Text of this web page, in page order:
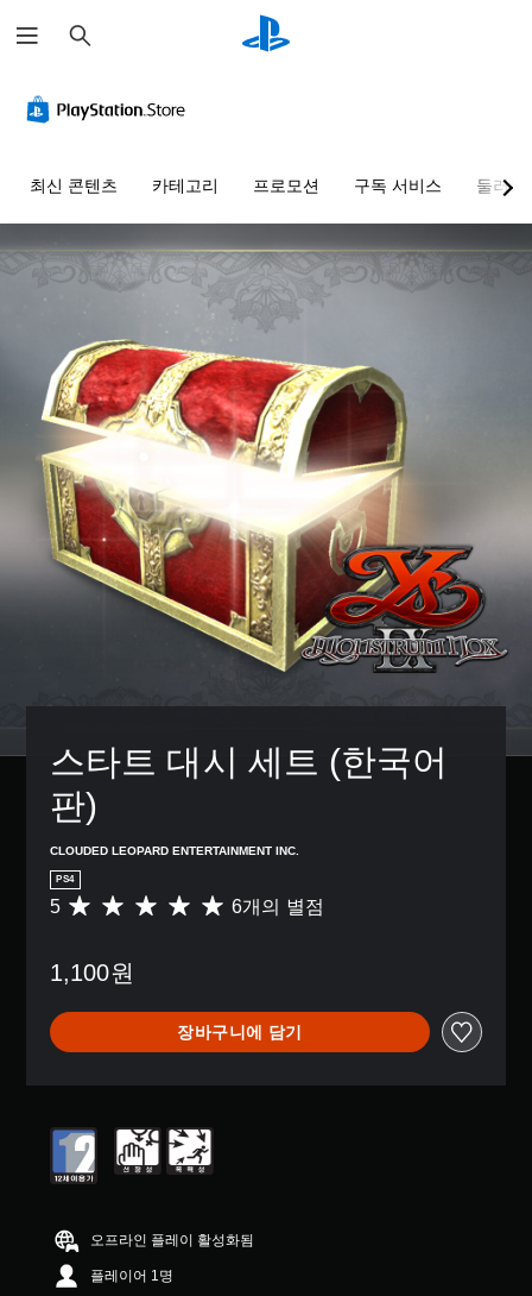
색
최신 콘텐츠 카테고리 프로모션 구독 서비스 둘러보
스타트 대시 세트 (한국어
판)
CLOUDED LEOPARD ENTERTAINMENT INC.
PS4
총
점
로
부
터
중
균
개
별
5 6개의 별점
1,100원
장바구니에 담기
오프라인 플레이 활성화됨
플레이어 1명